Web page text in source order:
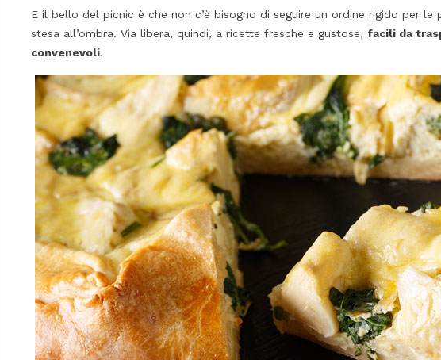
LE VARIETÀ DI RISO ITALIANO
visualizzazioni
Per noi italiani il riso difficilmente è
visto come accompagnamento a un
secondo piatto. È un vero ingrediente
di tante ricette di primi piatti
tradizionali e non. Timballi, risotti,
supplì, polpette, insalate… La storia
culinaria...
Leggi di più
DIFFERENZA TRA GRANA
PADANO E PARMIGIANO
REGGIANO
38583visualizzazioni
Il Parmigiano Reggiano e il Grana
Padano sono tanto simili nella forma,
nel colore e nella pasta, quanto
diversi nel disciplinare di produzione
definiti dai rispettivi consorzi di tutela.
Siamo di fronte a due mostri sacri dei
formaggi...
Leggi di più
E il bello del picnic è che non c’è bisogno di seguire un ordine rigido per
stesa all’ombra. Via libera, quindi, a ricette fresche e gustose, facili da
convenevoli.